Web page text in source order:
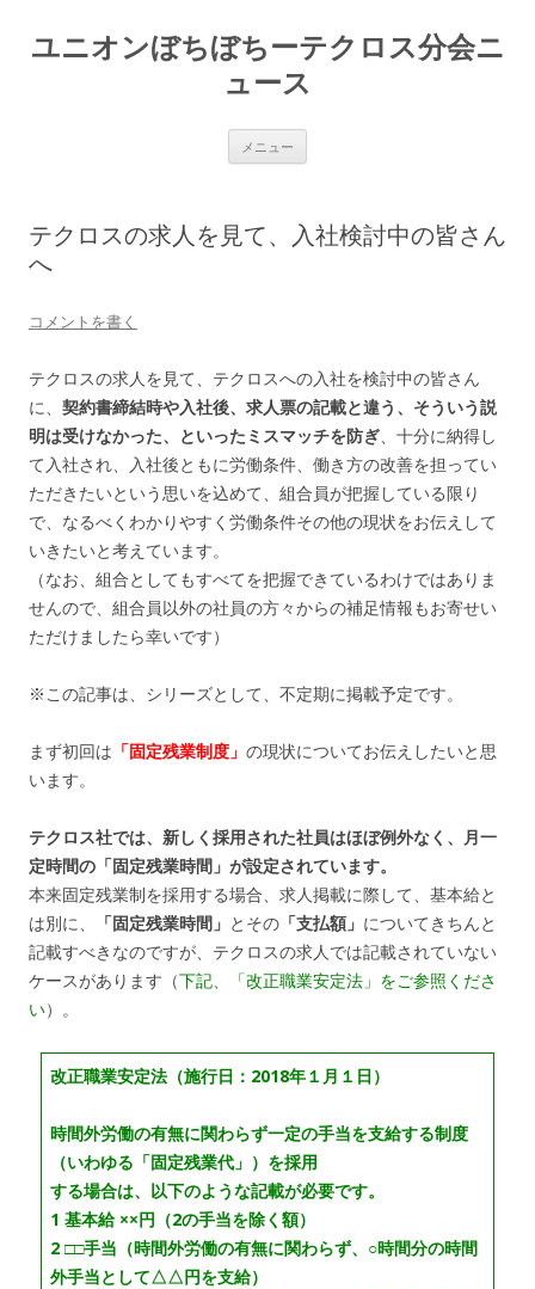
ユニオンぼちぼちーテクロス分会ニ
ュース
メニュー
へ
ス
キ
テクロスの求人を見て、入社検討中の皆さん
へ
コメントを書く
テクロスの求人を見て、テクロスへの入社を検討中の皆さん
に、 契約書締結時や入社後、求人票の記載と違う、そういう説
明は受けなかった、といったミスマッチを防ぎ、十分に納得し
て入社され、入社後ともに労働条件、働き方の改善を担ってい
ただきたいという思いを込めて、組合員が把握している限り
で、なるべくわかりやすく労働条件その他の現状をお伝えして
いきたいと考えています。
（なお、組合としてもすべてを把握できているわけではありま
せんので、組合員以外の社員の方々からの補足情報もお寄せい
ただけましたら幸いです）
※この記事は、シリーズとして、不定期に掲載予定です。
まず初回は 「固定残業制度」 の現状についてお伝えしたいと思
います。
テクロス社では、新しく採用された社員はほぼ例外なく、月一
定時間の「固定残業時間」が設定されています。
本来固定残業制を採用する場合、求人掲載に際して、基本給と
は別に、
「固定残業時間」 とその 「支払額」 についてきちんと
記載すべきなのですが、テクロスの求人では記載されていない
ケースがあります（下記、「改正職業安定法」をご参照くださ
い）。
改正職業安定法（施行日：2018年１月１日）
時間外労働の有無に関わらず一定の手当を支給する制度
（いわゆる「固定残業代」）を採用
する場合は、以下のような記載が必要です。
1 基本給 ××円（2の手当を除く額）
2 □□手当（時間外労働の有無に関わらず、○時間分の時間
外手当として△△円を支給）